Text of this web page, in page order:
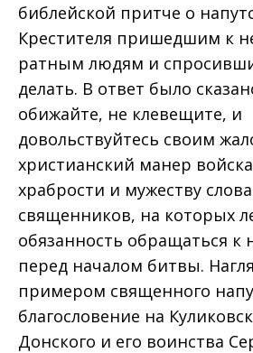
библейской притче о
Крестителя пришедшим к
ратным людям и
делать. В ответ было
обижайте, не клевещите, и
довольствуйтесь своим
христианский манер
храбрости и мужеству
священников, на которых
обязанность обращаться к
перед началом битвы.
примером священного
благословение на
Донского и его воинства